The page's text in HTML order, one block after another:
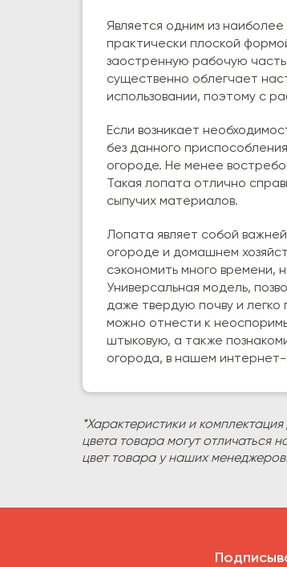
Является одним из
практически плоской
заостренную рабочую
существенно облегчает
использовании, поэтому с
Если возникает
без данного
огороде. Не менее
Такая лопата отлично
сыпучих материалов.
Лопата являет собой
огороде и домашнем
сэкономить много времени,
Универсальная модель,
даже твердую почву и
можно отнести к
штыковую, а также
огорода, в нашем интернет-
*Характеристики и
цвета товара могут отличаться
цвет товара у наших менеджеров.